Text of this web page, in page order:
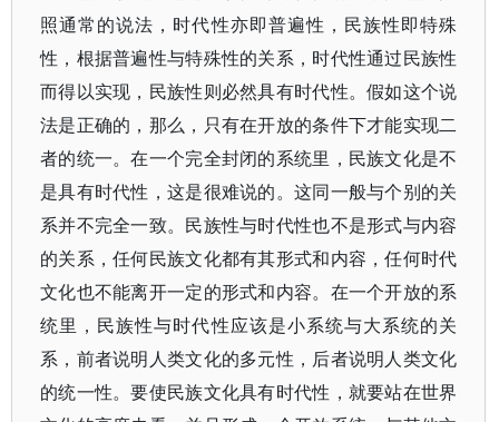
照通常的说法，时代性亦即普遍性，民族性即特殊
性，根据普遍性与特殊性的关系，时代性通过民族性
而得以实现，民族性则必然具有时代性。假如这个说
法是正确的，那么，只有在开放的条件下才能实现二
者的统一。在一个完全封闭的系统里，民族文化是不
是具有时代性，这是很难说的。这同一般与个别的关
系并不完全一致。民族性与时代性也不是形式与内容
的关系，任何民族文化都有其形式和内容，任何时代
文化也不能离开一定的形式和内容。在一个开放的系
统里，民族性与时代性应该是小系统与大系统的关
系，前者说明人类文化的多元性，后者说明人类文化
的统一性。要使民族文化具有时代性，就要站在世界